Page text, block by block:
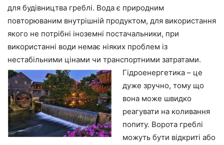
для будівництва греблі. Вода є природним
повторюваним внутрішній продуктом, для використання
якого не потрібні іноземні постачальники, при
використанні води немає ніяких проблем із
нестабільними цінами чи транспортними затратами.
Гідроенергетика – це
дуже зручно, тому що
вона може швидко
реагувати на коливання
попиту. Ворота греблі
можуть бути відкриті або